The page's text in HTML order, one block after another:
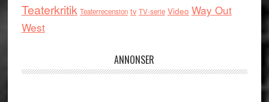
Teaterkritik Teaterrecension tv TV-serie Video Way Out
West
ANNONSER